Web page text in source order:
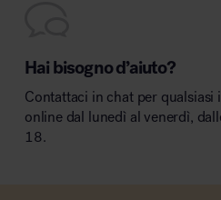
Hai bisogno d’aiuto?
Contattaci in chat per qualsiasi
online dal lunedì al venerdì,
18.